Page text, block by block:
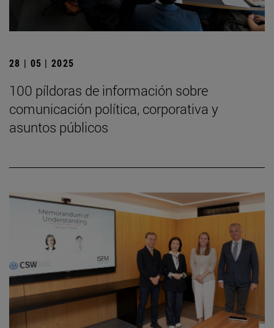
28 | 05 | 2025
100 píldoras de información sobre
comunicación política, corporativa y
asuntos públicos